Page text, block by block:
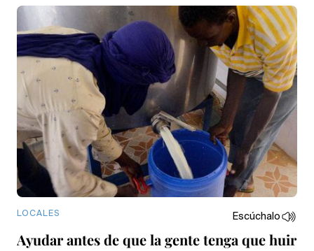
LOCALES Escúchalo
Ayudar antes de que la gente tenga que huir